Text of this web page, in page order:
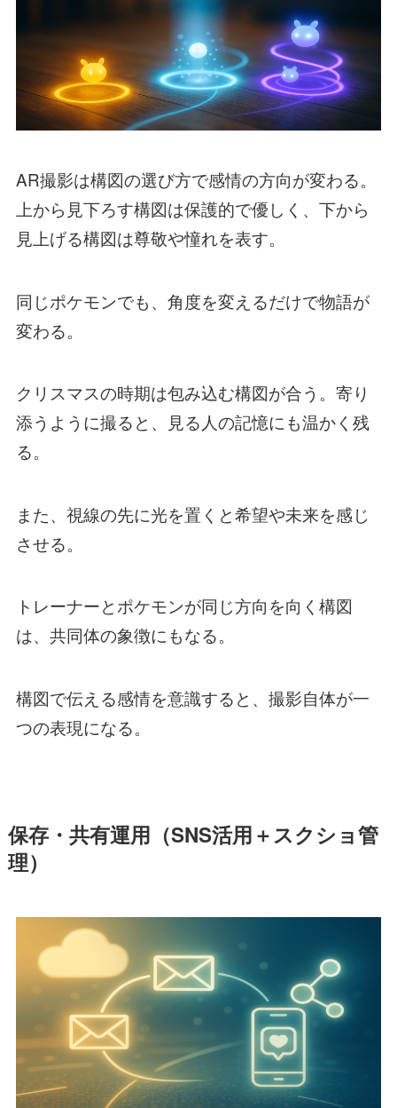
AR撮影は構図の選び方で感情の方向が変わる。
上から見下ろす構図は保護的で優しく、下から
見上げる構図は尊敬や憧れを表す。
同じポケモンでも、角度を変えるだけで物語が
変わる。
クリスマスの時期は包み込む構図が合う。寄り
添うように撮ると、見る人の記憶にも温かく残
る。
また、視線の先に光を置くと希望や未来を感じ
させる。
トレーナーとポケモンが同じ方向を向く構図
は、共同体の象徴にもなる。
構図で伝える感情を意識すると、撮影自体が一
つの表現になる。
保存・共有運用（SNS活用＋スクショ管
理）